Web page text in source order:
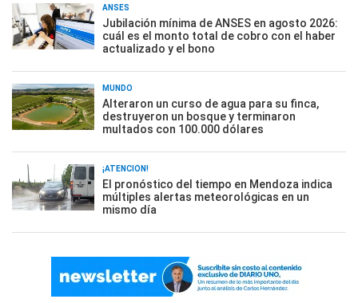
ANSES
Jubilación mínima de ANSES en agosto 2026:
cuál es el monto total de cobro con el haber
actualizado y el bono
MUNDO
Alteraron un curso de agua para su finca,
destruyeron un bosque y terminaron
multados con 100.000 dólares
¡ATENCIÓN!
El pronóstico del tiempo en Mendoza indica
múltiples alertas meteorológicas en un
mismo día